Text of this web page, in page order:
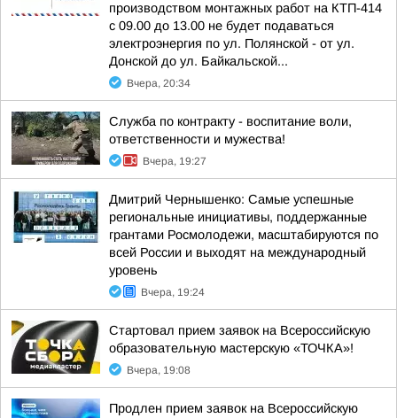
производством монтажных работ на КТП-414
с 09.00 до 13.00 не будет подаваться
электроэнергия по ул. Полянской - от ул.
Донской до ул. Байкальской...
Вчера, 20:34
Служба по контракту - воспитание воли,
ответственности и мужества!
Вчера, 19:27
Дмитрий Чернышенко: Самые успешные
региональные инициативы, поддержанные
грантами Росмолодежи, масштабируются по
всей России и выходят на международный
уровень
Вчера, 19:24
Стартовал прием заявок на Всероссийскую
образовательную мастерскую «ТОЧКА»!
Вчера, 19:08
Продлен прием заявок на Всероссийскую